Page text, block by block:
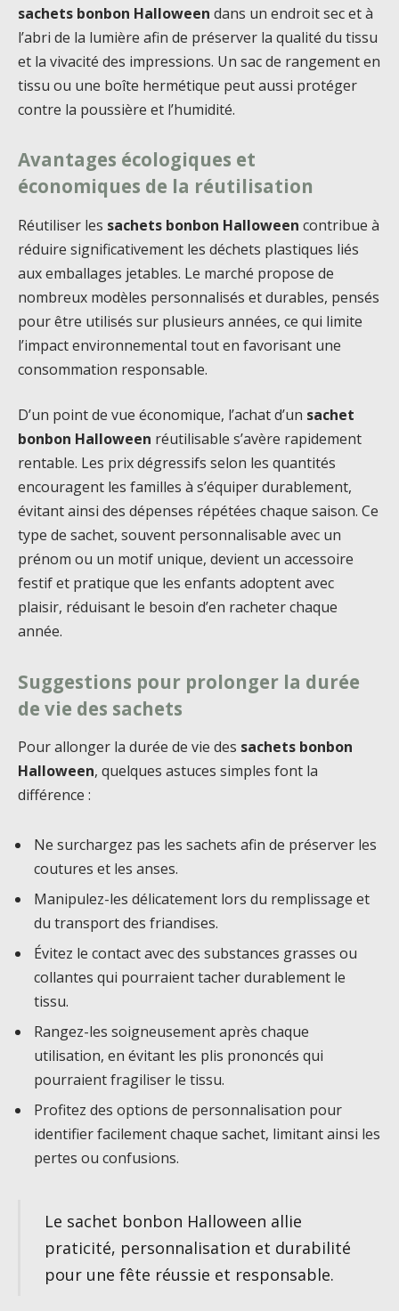
sachets bonbon Halloween dans un endroit sec et à
l’abri de la lumière afin de préserver la qualité du tissu
et la vivacité des impressions. Un sac de rangement en
tissu ou une boîte hermétique peut aussi protéger
contre la poussière et l’humidité.
Avantages écologiques et
économiques de la réutilisation
Réutiliser les sachets bonbon Halloween contribue à
réduire significativement les déchets plastiques liés
aux emballages jetables. Le marché propose de
nombreux modèles personnalisés et durables, pensés
pour être utilisés sur plusieurs années, ce qui limite
l’impact environnemental tout en favorisant une
consommation responsable.
D’un point de vue économique, l’achat d’un sachet
bonbon Halloween réutilisable s’avère rapidement
rentable. Les prix dégressifs selon les quantités
encouragent les familles à s’équiper durablement,
évitant ainsi des dépenses répétées chaque saison. Ce
type de sachet, souvent personnalisable avec un
prénom ou un motif unique, devient un accessoire
festif et pratique que les enfants adoptent avec
plaisir, réduisant le besoin d’en racheter chaque
année.
Suggestions pour prolonger la durée
de vie des sachets
Pour allonger la durée de vie des sachets bonbon
Halloween, quelques astuces simples font la
différence :
Ne surchargez pas les sachets afin de préserver les
coutures et les anses.
Manipulez-les délicatement lors du remplissage et
du transport des friandises.
Évitez le contact avec des substances grasses ou
collantes qui pourraient tacher durablement le
tissu.
Rangez-les soigneusement après chaque
utilisation, en évitant les plis prononcés qui
pourraient fragiliser le tissu.
Profitez des options de personnalisation pour
identifier facilement chaque sachet, limitant ainsi les
pertes ou confusions.
Le sachet bonbon Halloween allie
praticité, personnalisation et durabilité
pour une fête réussie et responsable.